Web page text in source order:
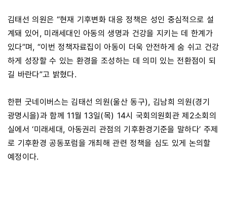
김태선 의원은 “현재 기후변화 대응 정책은 성인 중심적으로 설
계돼 있어, 미래세대인 아동의 생명과 건강을 지키는 데 한계가
있다”며, “이번 정책자료집이 아동이 더욱 안전하게 숨 쉬고 건강
하게 성장할 수 있는 환경을 조성하는 데 의미 있는 전환점이 되
길 바란다”고 밝혔다.
한편 굿네이버스는 김태선 의원(울산 동구), 김남희 의원(경기
광명시을)과 함께 11월 13일(목) 14시 국회의원회관 제2소회의
실에서 ‘미래세대, 아동권리 관점의 기후환경기준을 말하다’ 주제
로 기후환경 공동포럼을 개최해 관련 정책을 심도 있게 논의할
예정이다.